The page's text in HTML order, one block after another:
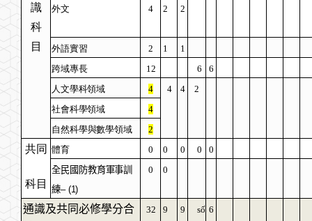
識
科
目
外文
4 2 2
外語實習 2 1
1
跨域專長
12 6
6
人文學科領域
4 4 4
2
社會科學領域
4
自然科學與數學領域
2
共同
科目
體育 0 0 0 0
0
全民國防教育軍事訓
練–(1)
0 0
通識及共同必修學分合
32 9 9
số 6